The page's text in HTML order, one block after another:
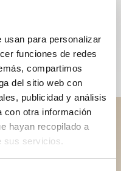
para personalizar
funciones de redes
compartimos
del sitio web con
publicidad y análisis
con otra información
hayan recopilado a
sus servicios.
boutique